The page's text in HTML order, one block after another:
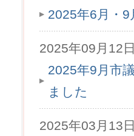
2025年6月・
2025年09月12日
2025年9月市
ました
2025年03月13日